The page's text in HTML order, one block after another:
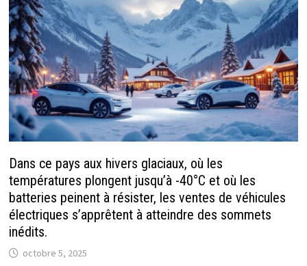
Dans ce pays aux hivers glaciaux, où les
températures plongent jusqu’à -40°C et où les
batteries peinent à résister, les ventes de véhicules
électriques s’apprêtent à atteindre des sommets
inédits.
octobre 5, 2025